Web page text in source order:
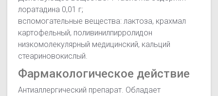
лоратадина 0,01 г;
вспомогательные вещества: лактоза, крахмал
картофельный, поливинилпирролидон
низкомолекулярный медицинский, кальций
стеариновокислый.
Фармакологическое действие
Антиаллергический препарат. Обладает